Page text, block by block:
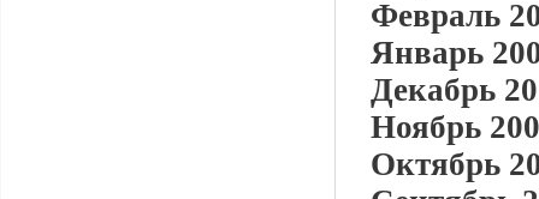
Февраль
Январь
Декабрь
Ноябрь
Октябрь